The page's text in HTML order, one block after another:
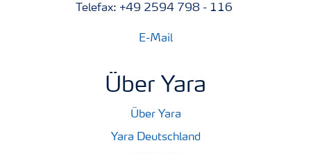
Telefax: +49 2594 798 - 116
E-Mail
Über Yara
Über Yara
Yara Deutschland